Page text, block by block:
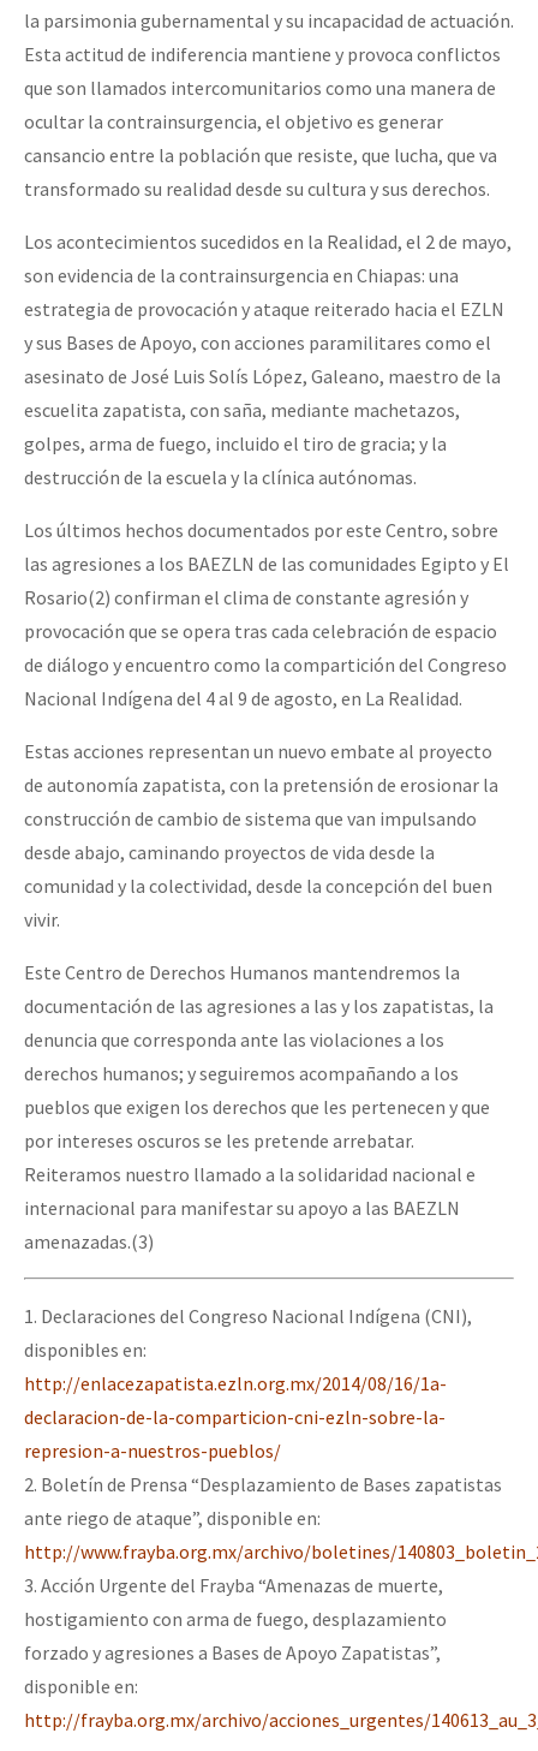
la parsimonia gubernamental y su incapacidad de actuación.
Esta actitud de indiferencia mantiene y provoca conflictos
que son llamados intercomunitarios como una manera de
ocultar la contrainsurgencia, el objetivo es generar
cansancio entre la población que resiste, que lucha, que va
transformado su realidad desde su cultura y sus derechos.
Los acontecimientos sucedidos en la Realidad, el 2 de mayo,
son evidencia de la contrainsurgencia en Chiapas: una
estrategia de provocación y ataque reiterado hacia el EZLN
y sus Bases de Apoyo, con acciones paramilitares como el
asesinato de José Luis Solís López, Galeano, maestro de la
escuelita zapatista, con saña, mediante machetazos,
golpes, arma de fuego, incluido el tiro de gracia; y la
destrucción de la escuela y la clínica autónomas.
Los últimos hechos documentados por este Centro, sobre
las agresiones a los BAEZLN de las comunidades Egipto y El
Rosario(2) confirman el clima de constante agresión y
provocación que se opera tras cada celebración de espacio
de diálogo y encuentro como la compartición del Congreso
Nacional Indígena del 4 al 9 de agosto, en La Realidad.
Estas acciones representan un nuevo embate al proyecto
de autonomía zapatista, con la pretensión de erosionar la
construcción de cambio de sistema que van impulsando
desde abajo, caminando proyectos de vida desde la
comunidad y la colectividad, desde la concepción del buen
vivir.
Este Centro de Derechos Humanos mantendremos la
documentación de las agresiones a las y los zapatistas, la
denuncia que corresponda ante las violaciones a los
derechos humanos; y seguiremos acompañando a los
pueblos que exigen los derechos que les pertenecen y que
por intereses oscuros se les pretende arrebatar.
Reiteramos nuestro llamado a la solidaridad nacional e
internacional para manifestar su apoyo a las BAEZLN
amenazadas.(3)
1. Declaraciones del Congreso Nacional Indígena (CNI),
disponibles en:
http://enlacezapatista.ezln.org.mx/2014/08/16/1a-
declaracion-de-la-comparticion-cni-ezln-sobre-la-
represion-a-nuestros-pueblos/
2. Boletín de Prensa “Desplazamiento de Bases zapatistas
ante riego de ataque”, disponible en:
http://www.frayba.org.mx/archivo/boletines/
3. Acción Urgente del Frayba “Amenazas de muerte,
hostigamiento con arma de fuego, desplazamiento
forzado y agresiones a Bases de Apoyo Zapatistas”,
disponible en:
http://frayba.org.mx/archivo/acciones_urgentes/